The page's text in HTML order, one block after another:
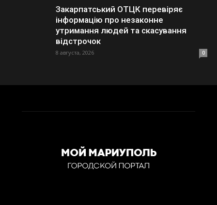
Закарпатський ОТЦК перевіряє
інформацію про незаконне
утримання людей та скасування
відстрочок
8 августа, 2026 0